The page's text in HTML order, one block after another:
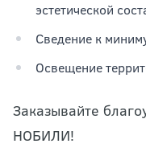
эстетической
Сведение к
Освещение
Заказывайте
НОБИЛИ!